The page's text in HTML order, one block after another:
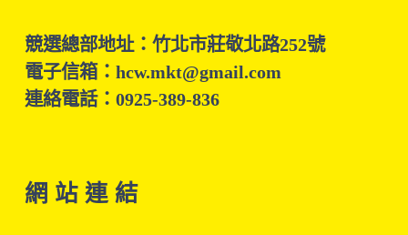
競選總部地址：竹北市莊敬北路252號
電子信箱：hcw.mkt@gmail.com
連絡電話：0925-389-836
網 站 連 結